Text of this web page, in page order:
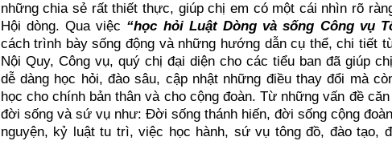
những chia sẻ rất thiết thực, giúp chị em có một cái nhìn rõ
Hội dòng. Qua việc “học hỏi Luật Dòng và sống Công vụ
cách trình bày sống động và những hướng dẫn cụ thể, chi tiết
Nội Quy, Công vụ, quý chị đại diện cho các tiểu ban đã giúp
dễ dàng học hỏi, đào sâu, cập nhật những điều thay đổi mà
học cho chính bản thân và cho cộng đoàn. Từ những vấn đề
đời sống và sứ vụ như: Đời sống thánh hiến, đời sống cộng
nguyện, kỷ luật tu trì, việc học hành, sứ vụ tông đồ, đào tạo,